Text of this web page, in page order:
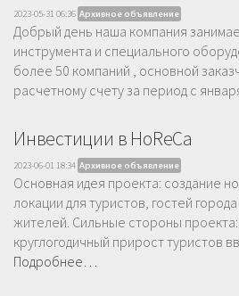
2023-05-31 06:36 Архивное объявление
Добрый день наша компания
инструмента и специального
более 50 компаний , основной
расчетному счету за период с
Инвестиции в HoReCa
2023-06-01 18:34 Архивное объявление
Основная идея проекта: создание
локации для туристов, гостей
жителей. Сильные стороны
круглогодичный прирост туристов
Подробнее…